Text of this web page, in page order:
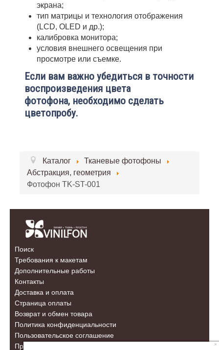
экрана;
тип матрицы и технология отображения
(LCD, OLED и др.);
калибровка монитора;
условия внешнего освещения при
просмотре или съемке.
Если вам важно убедиться в точности
воспроизведения цвета
фотофона, необходимо сделать
цветопробу.
Каталог
Тканевые фотофоны
Абстракция, геометрия
Фотофон TK-ST-001
Поиск
Требования к макетам
Дополнительные работы
Контакты
Доставка и оплата
Страница оплаты
Возврат и обмен товара
Политика конфиденциальности
Пользовательское соглашение
Правовая информация
×